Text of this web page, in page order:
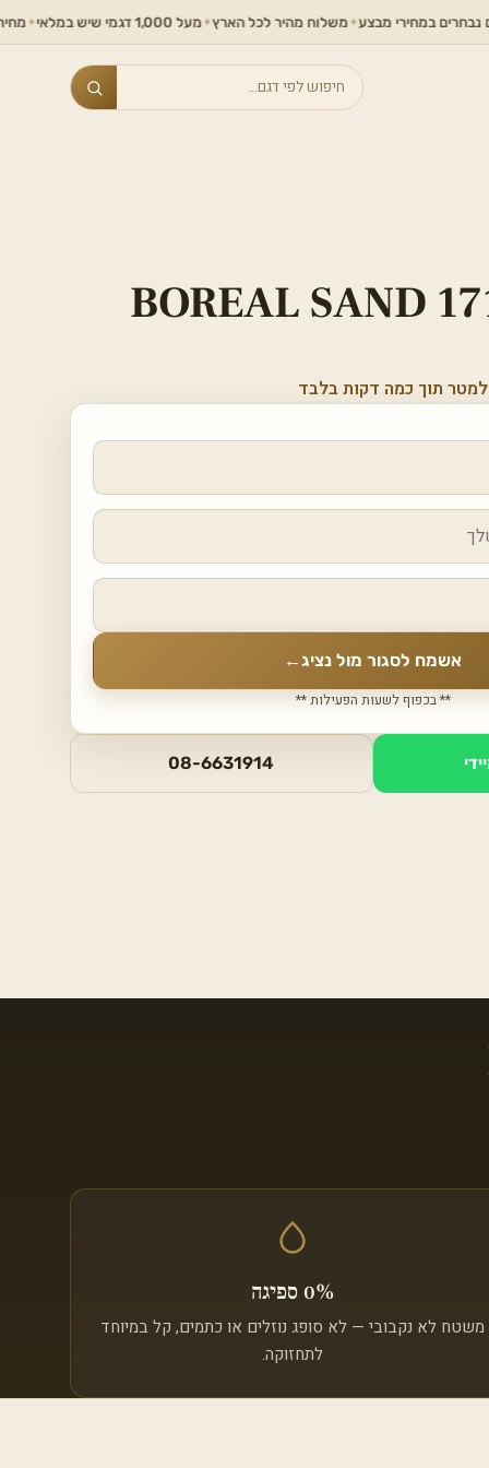
מבצע✦משלוח מהיר לכל הארץ✦מעל 1,000 דגמי שיש במלאי ✦מחירים ללא
Search
BOREAL SAND
תוך כמה דקות בלבד
אשמח לסגור מול נציג←
** בכפוף לשעות הפעילות **
08-6631914
0% ספיגה
משטח לא נקבובי — לא סופג נוזלים או כתמים, קל במיוחד
לתחזוקה.